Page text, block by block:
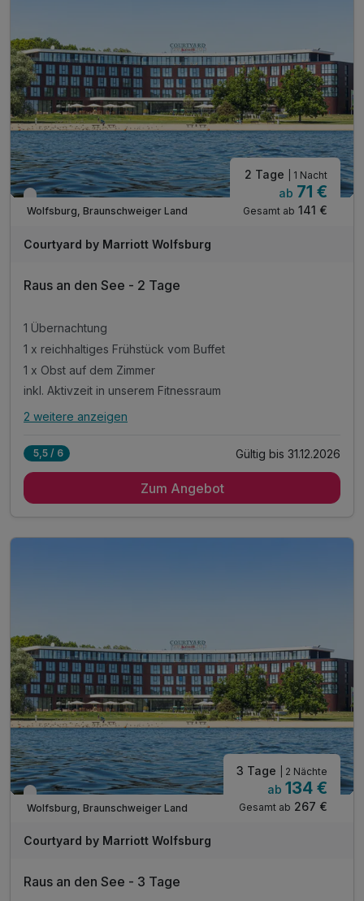
Verfügbar bis Dezember
Wolfsburg, Braunschweiger Land
2 Tage | 1 Nacht
ab 71 €
Gesamt ab 141 €
Courtyard by Marriott Wolfsburg
Raus an den See - 2 Tage
1 Übernachtung
1 x reichhaltiges Frühstück vom Buffet
1 x Obst auf dem Zimmer
inkl. Aktivzeit in unserem Fitnessraum
Alle Inklusivleistungen
1 x reichhaltiges Frühstück vom Buffet
2 weitere anzeigen
5,5 / 6 Gültig bis 31.12.2026
Zum Angebot
Verfügbar bis Dezember
Wolfsburg, Braunschweiger Land
3 Tage | 2 Nächte
ab 134 €
Gesamt ab 267 €
Courtyard by Marriott Wolfsburg
Raus an den See - 3 Tage